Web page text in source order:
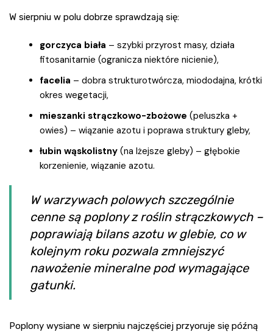
W sierpniu w polu dobrze sprawdzają się:
gorczyca biała – szybki przyrost masy, działa
fitosanitarnie (ogranicza niektóre nicienie),
facelia – dobra strukturotwórcza, miododajna, krótki
okres wegetacji,
mieszanki strączkowo-zbożowe (peluszka +
owies) – wiązanie azotu i poprawa struktury gleby,
łubin wąskolistny (na lżejsze gleby) – głębokie
korzenienie, wiązanie azotu.
W warzywach polowych szczególnie
cenne są poplony z roślin strączkowych –
poprawiają bilans azotu w glebie, co w
kolejnym roku pozwala zmniejszyć
nawożenie mineralne pod wymagające
gatunki.
Poplony wysiane w sierpniu najczęściej przyoruje się późną